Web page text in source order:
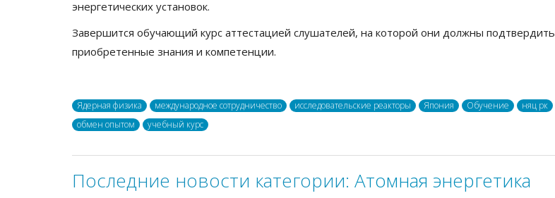
энергетических установок.
Завершится обучающий курс аттестацией слушателей, на которой они должны подтвердить
приобретенные знания и компетенции.
Ядерная физика международное сотрудничество исследовательские реакторы Япония Обучение
няц рк
обмен опытом
учебный курс
Последние новости категории: Атомная энергетика